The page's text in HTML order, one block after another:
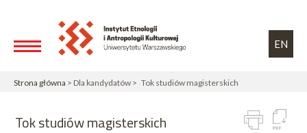
EN
Strona główna > Dla kandydatów > Tok studiów magisterskich
Tok studiów magisterskich